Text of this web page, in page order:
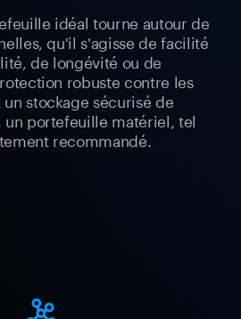
idéal tourne autour de
qu'il s'agisse de facilité
de longévité ou de
robuste contre les
stockage sécurisé de
portefeuille matériel, tel
recommandé.